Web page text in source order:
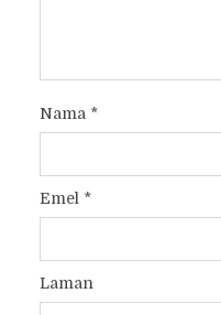
Nama *
Emel *
Laman